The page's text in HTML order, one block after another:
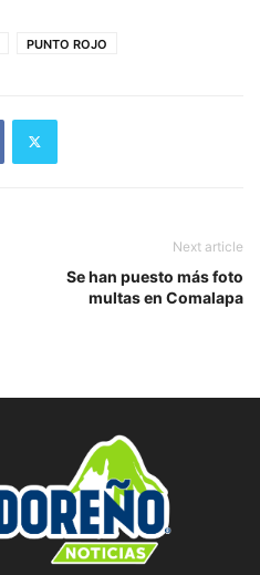
PUNTO ROJO
Next article
Se han puesto más foto
multas en Comalapa